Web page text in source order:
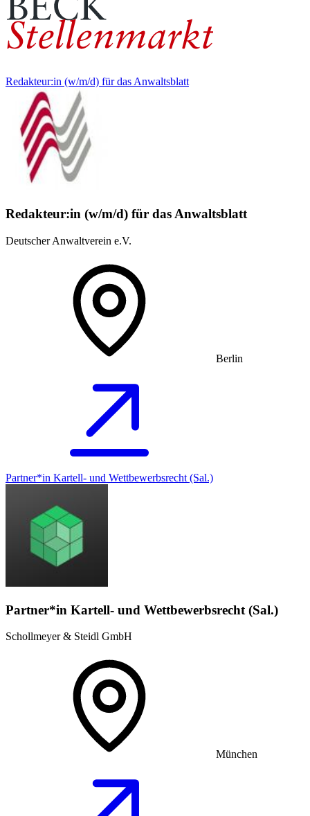
Redakteur:in (w/m/d) für das Anwaltsblatt
Redakteur:in (w/m/d) für das Anwaltsblatt
Deutscher Anwaltverein e.V.
Berlin
Partner*in Kartell- und Wettbewerbsrecht (Sal.)
Partner*in Kartell- und Wettbewerbsrecht (Sal.)
Schollmeyer & Steidl GmbH
München